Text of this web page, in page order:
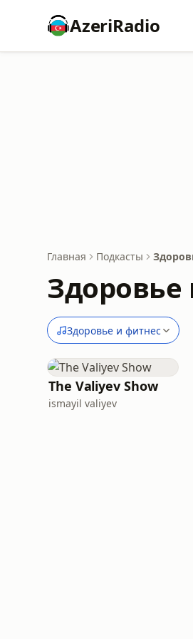
AzeriRadio
Главная Подкасты
Здоровье и фитнес
The Valiyev Show
ismayil valiyev